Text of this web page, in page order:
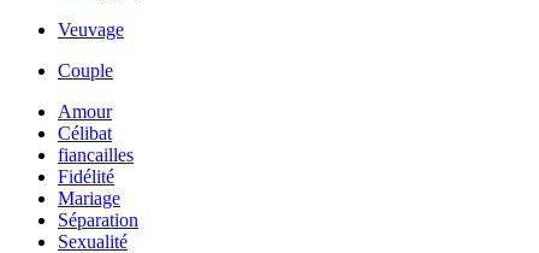
Veuvage
Couple
Amour
Célibat
fiancailles
Fidélité
Mariage
Séparation
Sexualité